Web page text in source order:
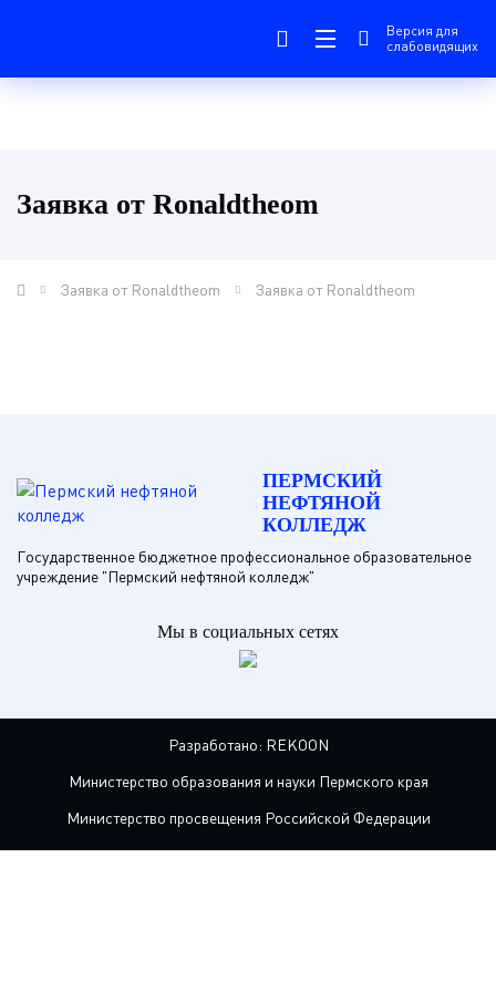
Версия для
слабовидящих
Заявка от Ronaldtheom
Заявка от Ronaldtheom Заявка от Ronaldtheom
ПЕРМСКИЙ
НЕФТЯНОЙ
КОЛЛЕДЖ
Государственное бюджетное профессиональное образовательное
учреждение "Пермский нефтяной колледж"
Мы в социальных сетях
Разработано: REKOON
Министерство образования и науки Пермского края
Министерство просвещения Российской Федерации